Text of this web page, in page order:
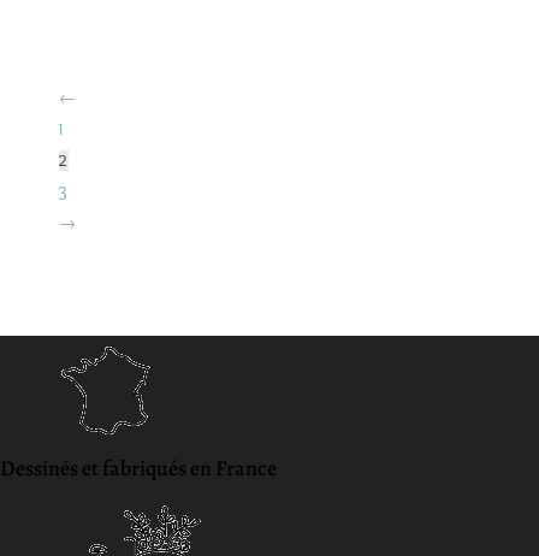
←
1
2
3
→
Dessinés et fabriqués en France